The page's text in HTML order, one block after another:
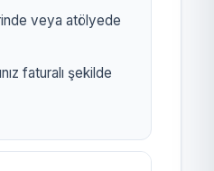
veya atölyede
faturalı şekilde